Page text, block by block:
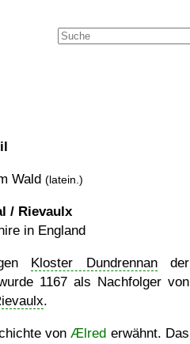
Wald (latein.)
/ Rievaulx
in England
Kloster Dundrennander
1167 als Nachfolger von
.
vonÆlred erwähnt. Das